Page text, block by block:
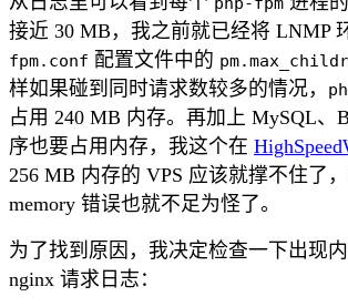
接近 30 MB，我之前就已经将 LNMP
fpm.conf 配置文件中的
样如果碰到同时请求数较多的情况，
占用 240 MB 内存。再加上 MySQL、
序也要占用内存，我这个在
256 MB 内存的 VPS 应该就撑不住了
memory 错误也就不足为怪了。
为了找到原因，我决定检查一下出现
nginx 请求日志：